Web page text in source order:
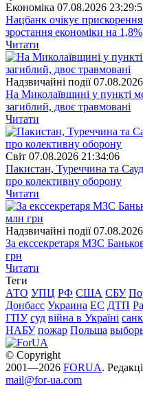
Економіка 07.08.2026
Нацбанк очікує прискорення
зростання економіки на 1,8%
Читати
Надзвичайні події
На Миколаївщині у пункті
загиблий, двоє травмовані
Читати
Свiт 07.08.2026 21:34:06
Пакистан, Туреччина та
про колективну оборону
Читати
Надзвичайні події
За екссекретаря МЗС
грн
Читати
Теги
АТО УПЦ РФ США СБУ
Донбасс Украина ЕС ДТП
ГПУ суд війна в Україні
НАБУ пожар Польша
© Copyright
2001—2026 FORUA.
mail@for-ua.com